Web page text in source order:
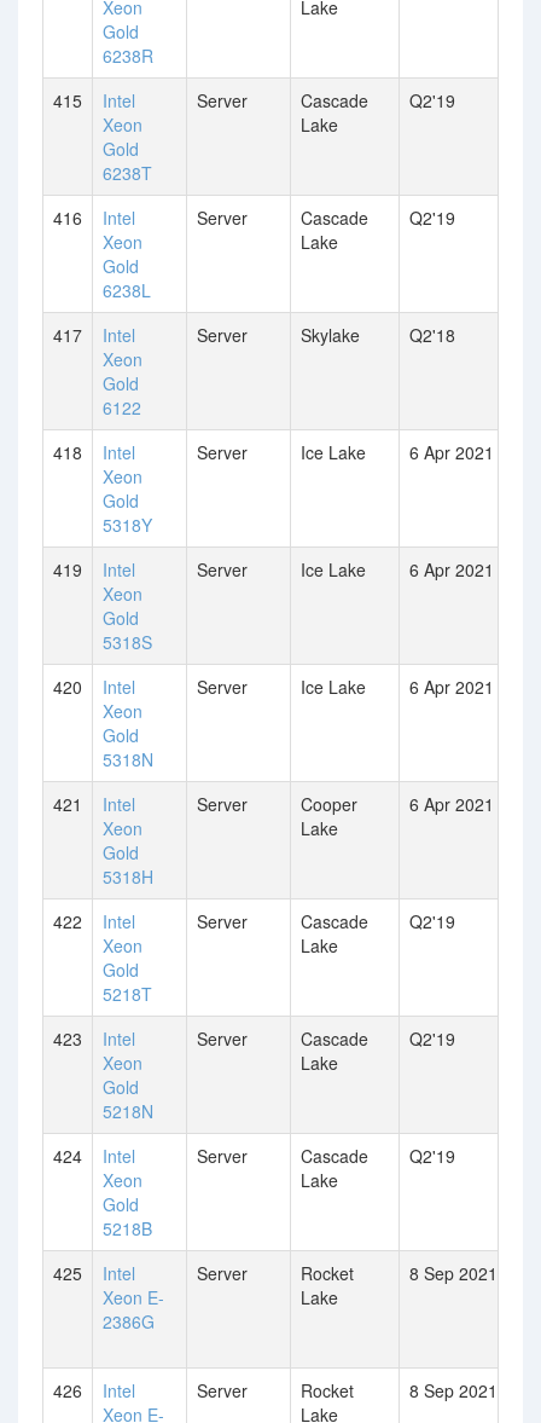
Xeon
Gold
6238R
Lake
415
Intel
Xeon
Gold
6238T
Server
Cascade
Lake
Q2'19
416
Intel
Xeon
Gold
6238L
Server
Cascade
Lake
Q2'19
417
Intel
Xeon
Gold
6122
Server Skylake Q2'18
418
Intel
Xeon
Gold
5318Y
Server Ice Lake 6 Apr 2021
419
Intel
Xeon
Gold
5318S
Server Ice Lake 6 Apr 2021
420
Intel
Xeon
Gold
5318N
Server Ice Lake 6 Apr 2021
421
Intel
Xeon
Gold
5318H
Server
Cooper
Lake
6 Apr 2021
422
Intel
Xeon
Gold
5218T
Server
Cascade
Lake
Q2'19
423
Intel
Xeon
Gold
5218N
Server
Cascade
Lake
Q2'19
424
Intel
Xeon
Gold
5218B
Server
Cascade
Lake
Q2'19
425
Intel
Xeon E-
2386G
Server
Rocket
Lake
8 Sep 2021
426
Intel
Xeon E-
Server
Rocket
Lake
8 Sep 2021